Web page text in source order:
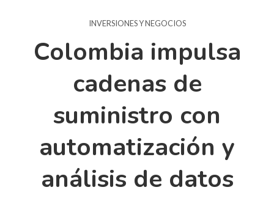
INVERSIONES Y NEGOCIOS
Colombia impulsa
cadenas de
suministro con
automatización y
análisis de datos